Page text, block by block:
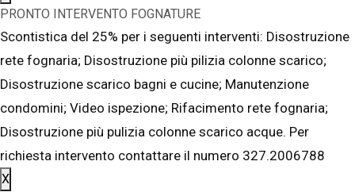
PRONTO INTERVENTO FOGNATURE
Scontistica del 25% per i seguenti interventi: Disostruzione
rete fognaria; Disostruzione più pilizia colonne scarico;
Disostruzione scarico bagni e cucine; Manutenzione
condomini; Video ispezione; Rifacimento rete fognaria;
Disostruzione più pulizia colonne scarico acque. Per
richiesta intervento contattare il numero 327.2006788
X